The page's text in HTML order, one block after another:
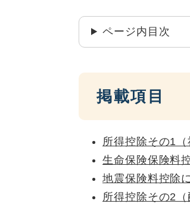
ページ内目次
掲載項目
所得控除その1（
生命保険保険料
地震保険料控除
所得控除その2（